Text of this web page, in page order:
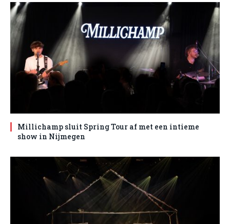
Millichamp sluit Spring Tour af met een intieme
show in Nijmegen